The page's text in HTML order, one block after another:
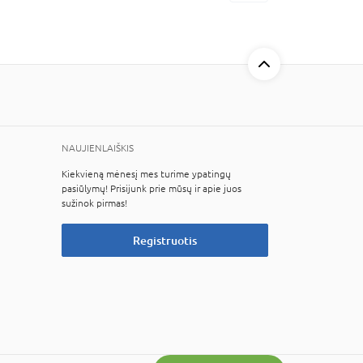
NAUJIENLAIŠKIS
Kiekvieną mėnesį mes turime ypatingų
pasiūlymų! Prisijunk prie mūsų ir apie juos
sužinok pirmas!
Registruotis